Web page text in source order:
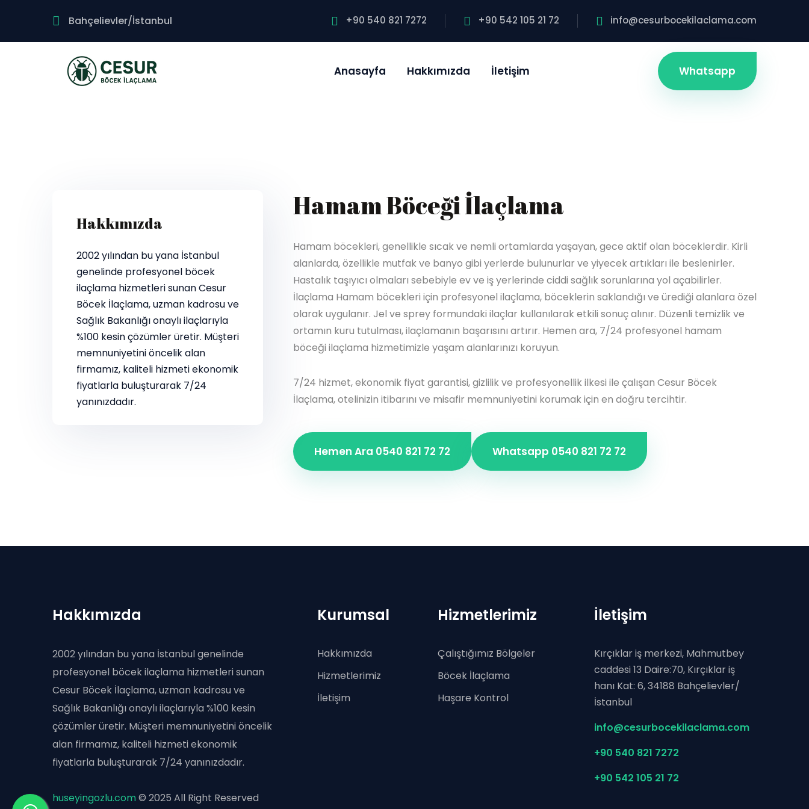
Bahçelievler/İstanbul +90 540 821 7272 +90 542 105 21 72 info@cesurbocekilaclama.com
Anasayfa Hakkımızda İletişim Whatsapp
Hamam Böceği İlaçlama
Hamam böcekleri, genellikle sıcak ve nemli ortamlarda yaşayan, gece aktif olan böceklerdir. Kirli
alanlarda, özellikle mutfak ve banyo gibi yerlerde bulunurlar ve yiyecek artıkları ile beslenirler.
Hastalık taşıyıcı olmaları sebebiyle ev ve iş yerlerinde ciddi sağlık sorunlarına yol açabilirler.
İlaçlama Hamam böcekleri için profesyonel ilaçlama, böceklerin saklandığı ve ürediği alanlara özel
olarak uygulanır. Jel ve sprey formundaki ilaçlar kullanılarak etkili sonuç alınır. Düzenli temizlik ve
ortamın kuru tutulması, ilaçlamanın başarısını artırır. Hemen ara, 7/24 profesyonel hamam
böceği ilaçlama hizmetimizle yaşam alanlarınızı koruyun.
7/24 hizmet, ekonomik fiyat garantisi, gizlilik ve profesyonellik ilkesi ile çalışan Cesur Böcek
İlaçlama, otelinizin itibarını ve misafir memnuniyetini korumak için en doğru tercihtir.
Hemen Ara 0540 821 72 72 Whatsapp 0540 821 72 72
Hakkımızda
2002 yılından bu yana İstanbul
genelinde profesyonel böcek
ilaçlama hizmetleri sunan Cesur
Böcek İlaçlama, uzman kadrosu ve
Sağlık Bakanlığı onaylı ilaçlarıyla
%100 kesin çözümler üretir. Müşteri
memnuniyetini öncelik alan
firmamız, kaliteli hizmeti ekonomik
fiyatlarla buluşturarak 7/24
yanınızdadır.
Hakkımızda
2002 yılından bu yana İstanbul genelinde
profesyonel böcek ilaçlama hizmetleri sunan
Cesur Böcek İlaçlama, uzman kadrosu ve
Sağlık Bakanlığı onaylı ilaçlarıyla %100 kesin
çözümler üretir. Müşteri memnuniyetini öncelik
alan firmamız, kaliteli hizmeti ekonomik
fiyatlarla buluşturarak 7/24 yanınızdadır.
huseyingozlu.com© 2025 All Right Reserved
Kurumsal
Hakkımızda
Hizmetlerimiz
İletişim
Hizmetlerimiz
Çalıştığımız Bölgeler
Böcek İlaçlama
Haşare Kontrol
İletişim
Kırçıklar iş merkezi, Mahmutbey
caddesi 13 Daire:70, Kırçıklar iş
hanı Kat: 6, 34188 Bahçelievler/
İstanbul
info@cesurbocekilaclama.com
+90 540 821 7272
+90 542 105 21 72